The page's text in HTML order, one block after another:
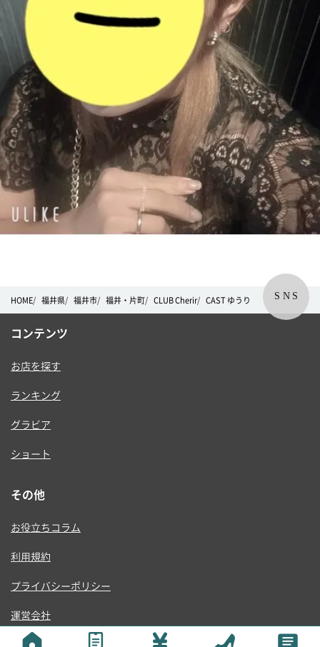
SNS
HOME 福井県 福井市 福井・片町 CLUB Cherir CAST ゆうり
コンテンツ
お店を探す
ランキング
グラビア
ショート
その他
お役立ちコラム
利用規約
プライバシーポリシー
運営会社